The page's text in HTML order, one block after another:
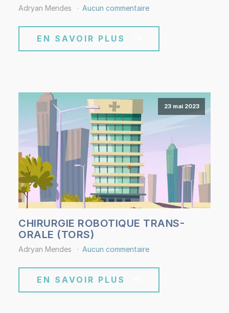
Adryan Mendes Aucun commentaire
EN SAVOIR PLUS
23 mai 2023
CHIRURGIE ROBOTIQUE TRANS-
ORALE (TORS)
Adryan Mendes Aucun commentaire
EN SAVOIR PLUS